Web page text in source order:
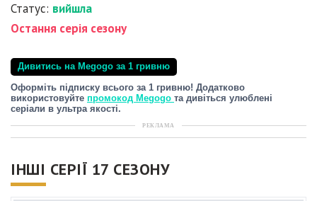
Статус: вийшла
Остання серія сезону
Дивитись на Megogo за 1 гривню
Оформіть підписку всього за 1 гривню! Додатково
використовуйте промокод Megogo та дивіться улюблені
серіали в ультра якості.
РЕКЛАМА
ІНШІ СЕРІЇ 17 СЕЗОНУ